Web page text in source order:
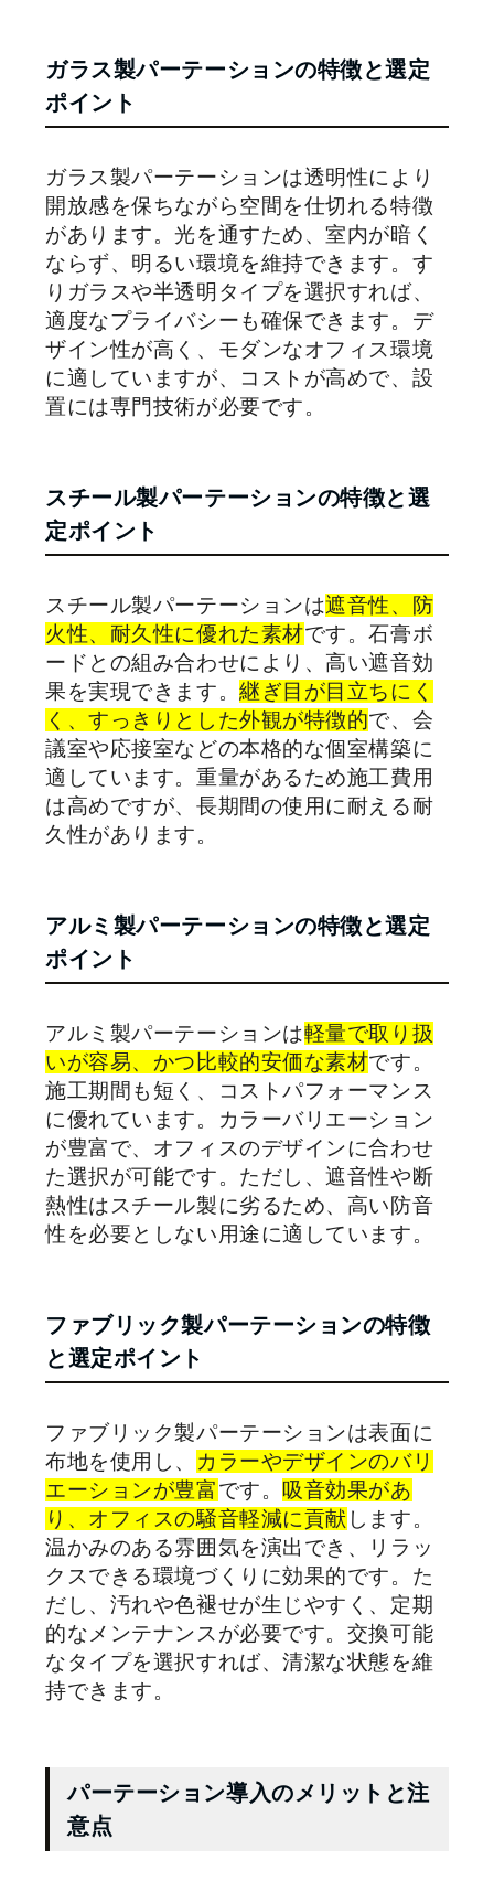
ガラス製パーテーションの特徴と選定
ポイント
ガラス製パーテーションは透明性により
開放感を保ちながら空間を仕切れる特徴
があります。光を通すため、室内が暗く
ならず、明るい環境を維持できます。す
りガラスや半透明タイプを選択すれば、
適度なプライバシーも確保できます。デ
ザイン性が高く、モダンなオフィス環境
に適していますが、コストが高めで、設
置には専門技術が必要です。
スチール製パーテーションの特徴と選
定ポイント
スチール製パーテーションは遮音性、防
火性、耐久性に優れた素材です。石膏ボ
ードとの組み合わせにより、高い遮音効
果を実現できます。継ぎ目が目立ちにく
く、すっきりとした外観が特徴的で、会
議室や応接室などの本格的な個室構築に
適しています。重量があるため施工費用
は高めですが、長期間の使用に耐える耐
久性があります。
アルミ製パーテーションの特徴と選定
ポイント
アルミ製パーテーションは軽量で取り扱
いが容易、かつ比較的安価な素材です。
施工期間も短く、コストパフォーマンス
に優れています。カラーバリエーション
が豊富で、オフィスのデザインに合わせ
た選択が可能です。ただし、遮音性や断
熱性はスチール製に劣るため、高い防音
性を必要としない用途に適しています。
ファブリック製パーテーションの特徴
と選定ポイント
ファブリック製パーテーションは表面に
布地を使用し、 カラーやデザインのバリ
エーションが豊富です。吸音効果があ
り、オフィスの騒音軽減に貢献 します。
温かみのある雰囲気を演出でき、リラッ
クスできる環境づくりに効果的です。た
だし、汚れや色褪せが生じやすく、定期
的なメンテナンスが必要です。交換可能
なタイプを選択すれば、清潔な状態を維
持できます。
パーテーション導入のメリットと注
意点